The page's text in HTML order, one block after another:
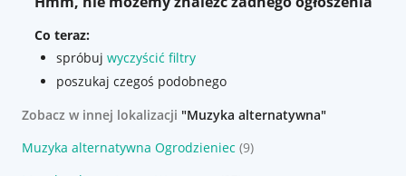
Co teraz:
spróbuj wyczyścić filtry
poszukaj czegoś podobnego
Zobacz w innej lokalizacji "Muzyka alternatywna"
Muzyka alternatywna Ogrodzieniec (9)